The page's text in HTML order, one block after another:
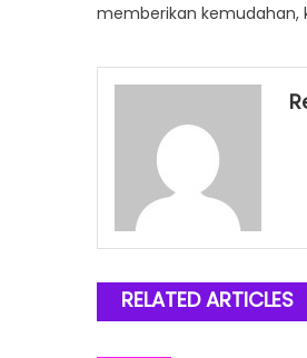
memberikan kemudahan,
RELATED ARTICLES